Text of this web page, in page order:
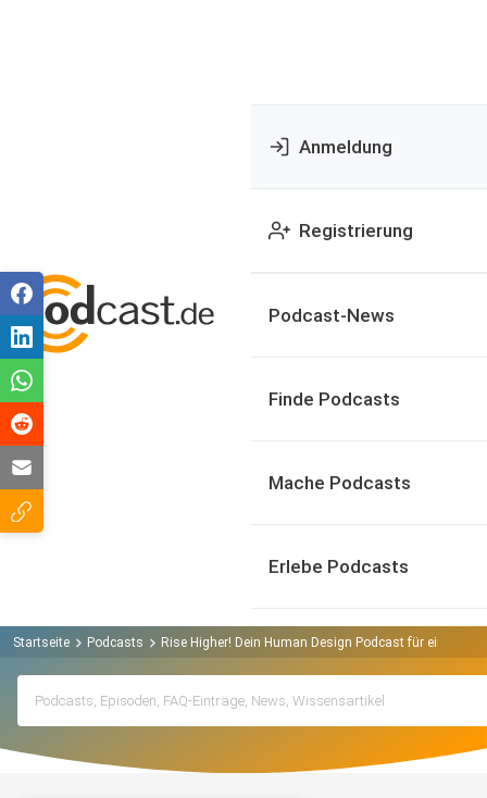
Anmeldung
Registrierung
Podcast-News
Finde Podcasts
Mache Podcasts
Erlebe Podcasts
Startseite Podcasts Rise Higher! Dein Human Design Podcast für eine